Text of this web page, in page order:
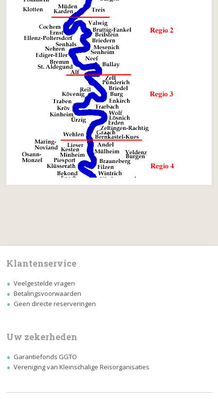
Klantenservice
Veelgestelde vragen
Betalingsvoorwaarden
Geen directe reserveringen
Uw zekerheden
Garantiefonds GGTO
Vereniging van Kleinschalige Reisorganisaties